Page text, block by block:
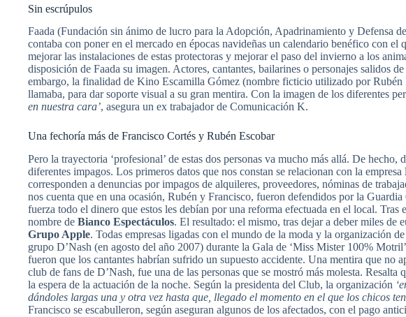
Sin escrúpulos
Faada (Fundación sin ánimo de lucro para la Adopción, Apadrinamiento y Defensa
contaba con poner en el mercado en épocas navideñas un calendario benéfico con
mejorar las instalaciones de estas protectoras y mejorar el paso del invierno a los
disposición de Faada su imagen. Actores, cantantes, bailarines o personajes salidos
embargo, la finalidad de Kino Escamilla Gómez (nombre ficticio utilizado por Rubén
llamaba, para dar soporte visual a su gran mentira. Con la imagen de los diferentes
en nuestra cara’, asegura un ex trabajador de Comunicación K.
Una fechoría más de Francisco Cortés y Rubén Escobar
Pero la trayectoria ‘profesional’ de estas dos personas va mucho más allá. De
diferentes impagos. Los primeros datos que nos constan se relacionan con la empresa
corresponden a denuncias por impagos de alquileres, proveedores, nóminas de
nos cuenta que en una ocasión, Rubén y Francisco, fueron defendidos por la
fuerza todo el dinero que estos les debían por una reforma efectuada en el local.
nombre de Bianco Espectáculos. El resultado: el mismo, tras dejar a deber miles de
Grupo Apple. Todas empresas ligadas con el mundo de la moda y la organización
grupo D’Nash (en agosto del año 2007) durante la Gala de ‘Miss Mister 100%
fueron que los cantantes habrían sufrido un supuesto accidente. Una mentira que no
club de fans de D’Nash, fue una de las personas que se mostró más molesta.
la espera de la actuación de la noche. Según la presidenta del Club, la organización
dándoles largas una y otra vez hasta que, llegado el momento en el que los chicos
Francisco se escabulleron, según aseguran algunos de los afectados, con el pago